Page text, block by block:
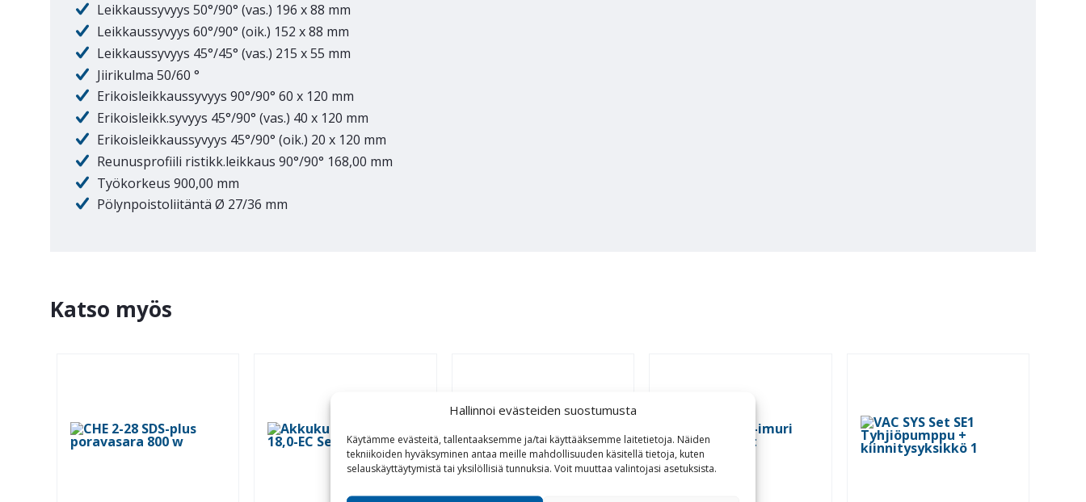
Hallinnoi evästeiden suostumusta
Käytämme evästeitä, tallentaaksemme ja/tai käyttääksemme laitetietoja. Näiden
tekniikoiden hyväksyminen antaa meille mahdollisuuden käsitellä tietoja, kuten
selauskäyttäytymistä tai yksilöllisiä tunnuksia. Voit muuttaa valintojasi asetuksista.
Leikkaussyvyys 50°/90° (vas.) 196 x 88 mm
Leikkaussyvyys 60°/90° (oik.) 152 x 88 mm
Leikkaussyvyys 45°/45° (vas.) 215 x 55 mm
Jiirikulma 50/60 °
Erikoisleikkaussyvyys 90°/90° 60 x 120 mm
Erikoisleikk.syvyys 45°/90° (vas.) 40 x 120 mm
Erikoisleikkaussyvyys 45°/90° (oik.) 20 x 120 mm
Reunusprofiili ristikk.leikkaus 90°/90° 168,00 mm
Työkorkeus 900,00 mm
Pölynpoistoliitäntä Ø 27/36 mm
Katso myös